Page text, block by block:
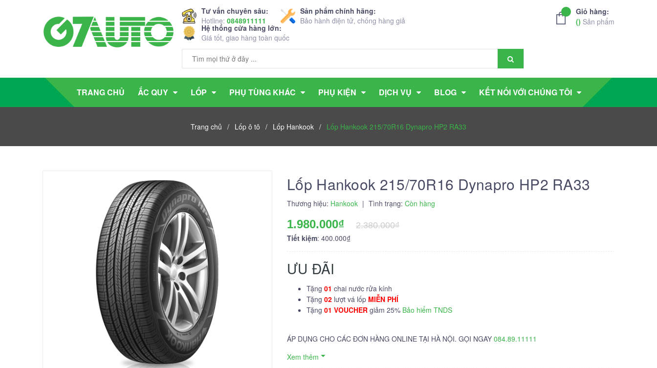
Tư vấn chuyên sâu:
Hotline: 0848911111
Sản phẩm chính hãng:
Bảo hành điện tử, chống hàng giả
Hệ thống cửa hàng lớn:
Giá tốt, giao hàng toàn quốc
Giỏ hàng:
() Sản phẩm
TRANG CHỦ ẮC QUY LỐP PHỤ TÙNG KHÁC PHỤ KIỆN DỊCH VỤ BLOG KẾT NỐI VỚI CHÚNG TÔI
Trang chủ / Lốp ô tô / Lốp Hankook / Lốp Hankook 215/70R16 Dynapro HP2 RA33
Lốp Hankook 215/70R16 Dynapro HP2 RA33
Thương hiệu: Hankook | Tình trạng: Còn hàng
1.980.000₫
2.380.000₫
Tiết kiệm: 400.000₫
ƯU ĐÃI
Tặng 01 chai nước rửa kính
Tặng 02 lượt vá lốp MIỄN PHÍ
Tặng 01 VOUCHER giảm 25% Bảo hiểm TNDS
ÁP DỤNG CHO CÁC ĐƠN HÀNG ONLINE TẠI HÀ NỘI. GỌI NGAY 084.89.11111
Xem thêm